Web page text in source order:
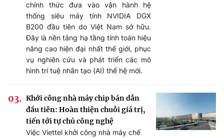
chính thức đưa vào vận hành hệ
thống siêu máy tính NVIDIA DGX
B200 đầu tiên do Việt Nam sở hữu.
Đây là nền tảng hạ tầng tính toán hiệu
năng cao hiện đại nhất thế giới, phục
vụ nghiên cứu và phát triển các mô
hình trí tuệ nhân tạo (AI) thế hệ mới.
Khởi công nhà máy chip bán dẫn
đầu tiên: Hoàn thiện chuỗi giá trị,
tiến tới tự chủ công nghệ
Việc Viettel khởi công nhà máy chế